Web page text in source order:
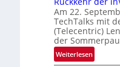
d
e
n
b
e
g
r
e
Am 22.
TechTalks mit
(Telecentric)
der
Weiterlesen:
R